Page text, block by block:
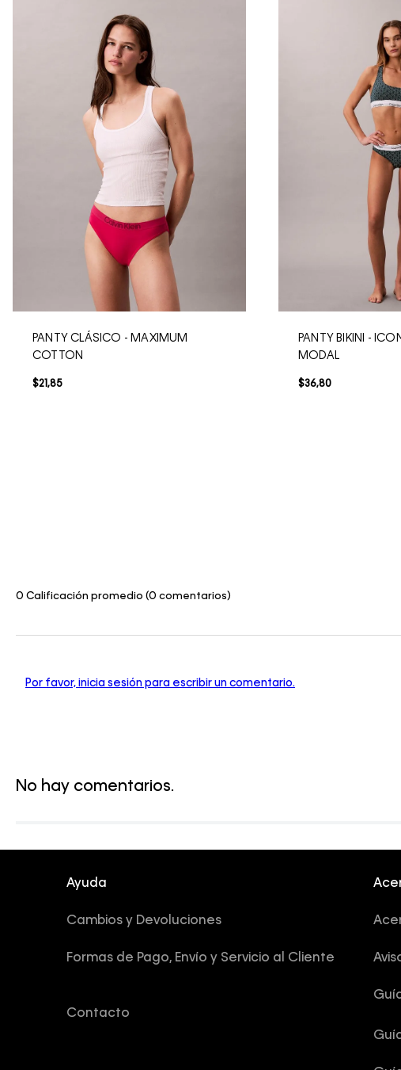
PANTY CLÁSICO - MAXIMUM
COTTON
$21,85
PANTY BIKINI -
MODAL
$36,80
0 Calificación promedio (0 comentarios)
Por favor, inicia sesión para escribir un comentario.
No hay comentarios.
Ayuda
Cambios y Devoluciones
Formas de Pago, Envío y Servicio al Cliente
Contacto